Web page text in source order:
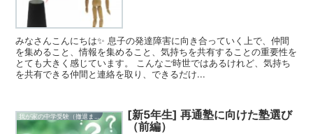
みなさんこんにちは✨ 息子の発達障害に向き合っていく上で、仲間
を集めること、情報を集めること、気持ちを共有することの重要性を
とても大きく感じています。 こんなご時世ではあるけれど、気持ち
を共有できる仲間と連絡を取り、できるだけ...
[新5年生] 再通塾に向けた塾選び
（前編）